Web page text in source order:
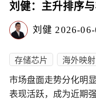
刘健：主升排序
刘健 2026-06-
存储芯片 海外映射
市场盘面走势分化明
表现活跃，成为近期